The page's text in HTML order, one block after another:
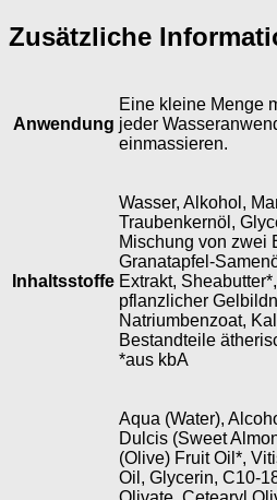
Zusätzliche
Anwendung
Eine kleine Menge
jeder
einmassieren.
Inhaltsstoffe
Wasser, Alkohol,
Traubenkernöl,
Mischung von zwei
Granatapfel-
Extrakt,
pflanzlicher
Natriumbenzoat,
Bestandteile
*aus kbA
Aqua (Water),
Dulcis (Sweet
(Olive) Fruit Oil*,
Oil, Glycerin, C10-